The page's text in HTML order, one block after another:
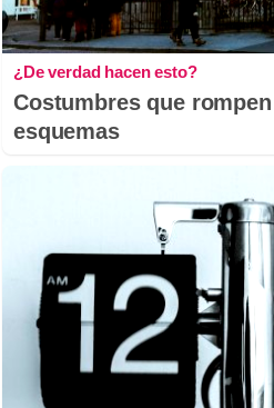
¿De verdad hacen esto?
Costumbres que
esquemas